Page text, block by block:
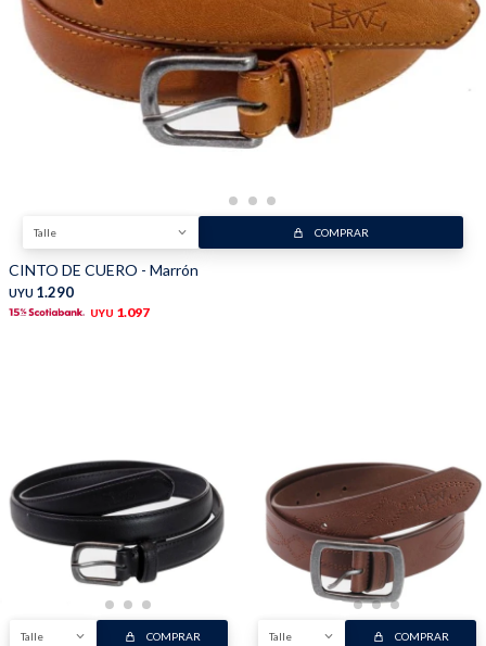
Talle COMPRAR
CINTO DE CUERO - Marrón
UYU 1.290
UYU 1.097
Talle COMPRAR Talle COMPRAR
Contacto